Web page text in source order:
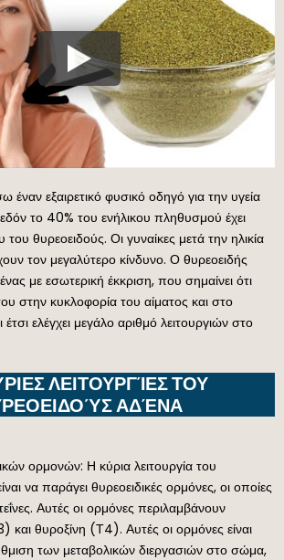
εξαιρετικό φυσικό οδηγό για την υγεία
το 40% του ενήλικου πληθυσμού έχει
θυρεοειδούς. Οι γυναίκες μετά την ηλικία
τον μεγαλύτερο κίνδυνο. Ο θυρεοειδής
με εσωτερική έκκριση, που σημαίνει ότι
στην κυκλοφορία του αίματος και στο
ελέγχει μεγάλο αριθμό λειτουργιών στο
ΛΕΙΤΟΥΡΓΊΕΣ ΤΟΥ
ΑΔΈΝΑ
ορμονών: Η κύρια λειτουργία του
να παράγει θυρεοειδικές ορμόνες, οι οποίες
Αυτές οι ορμόνες περιλαμβάνουν
και θυροξίνη (Τ4). Αυτές οι ορμόνες είναι
των μεταβολικών διεργασιών στο σώμα,